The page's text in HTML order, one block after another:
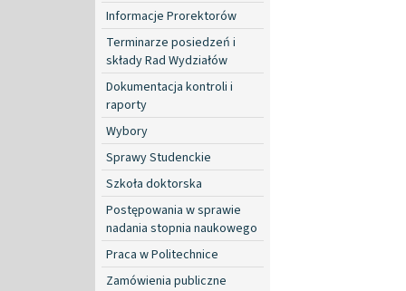
Informacje Prorektorów
Terminarze posiedzeń i
składy Rad Wydziałów
Dokumentacja kontroli i
raporty
Wybory
Sprawy Studenckie
Szkoła doktorska
Postępowania w sprawie
nadania stopnia naukowego
Praca w Politechnice
Zamówienia publiczne